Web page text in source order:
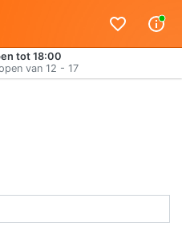
tot 18:00
van 12 - 17